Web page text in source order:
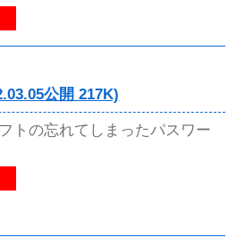
公開 217K)
トの忘れてしまったパスワー